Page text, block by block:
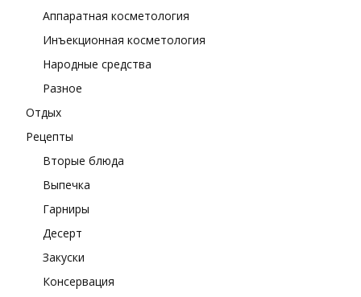
Аппаратная косметология
Инъекционная косметология
Народные средства
Разное
Отдых
Рецепты
Вторые блюда
Выпечка
Гарниры
Десерт
Закуски
Консервация